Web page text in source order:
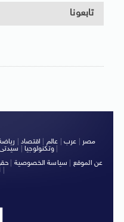
تابعونا
مصر عرب عالم اقتصاد
وتكنولوجيا|
|
عن الموقع
سياسة الخصوصية